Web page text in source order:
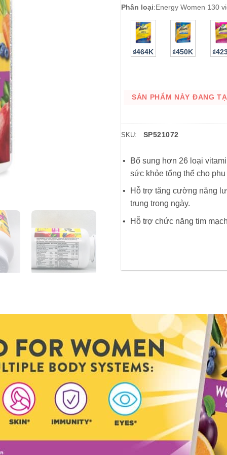
Phân loại:Energy Women 130
₫464K ₫450K
SẢN PHẨM NÀY ĐANG
SKU: SP521072
Bổ sung hơn 26 loại
sức khỏe tổng thể cho
Hỗ trợ tăng cường năng
trung trong ngày.
Hỗ trợ chức năng tim